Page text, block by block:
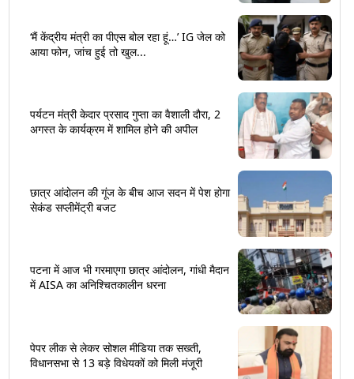
‘मैं केंद्रीय मंत्री का पीएस बोल रहा हूं…’ IG जेल को
आया फोन, जांच हुई तो खुल...
पर्यटन मंत्री केदार प्रसाद गुप्ता का वैशाली दौरा, 2
अगस्त के कार्यक्रम में शामिल होने की अपील
छात्र आंदोलन की गूंज के बीच आज सदन में पेश होगा
सेकंड सप्लीमेंट्री बजट
पटना में आज भी गरमाएगा छात्र आंदोलन, गांधी मैदान
में AISA का अनिश्चितकालीन धरना
पेपर लीक से लेकर सोशल मीडिया तक सख्ती,
विधानसभा से 13 बड़े विधेयकों को मिली मंजूरी